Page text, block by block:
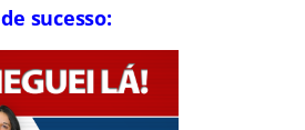
de sucesso: